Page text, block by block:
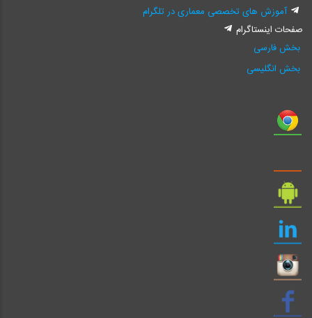
آموزش های تخصصی معماری در تلگرام
صفحات اینستاگرام
بخش فارسی
بخش انگلیسی